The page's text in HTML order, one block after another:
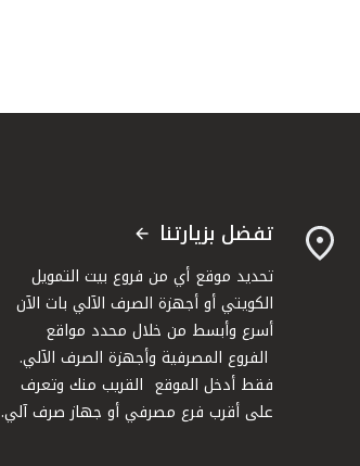
تفضل بزيارتنا
تحديد موقع أي من فروع بيت التمويل
الكويتي أو أجهزة الصرف الآلي بات الآن
أسرع وأبسط من خلال محدد مواقع
الفروع المصرفية وأجهزة الصرف الآلي.
فقط أدخل الموقع القريب منك وتعرف
على أقرب فرع مصرفي أو جهاز صرف آلي.